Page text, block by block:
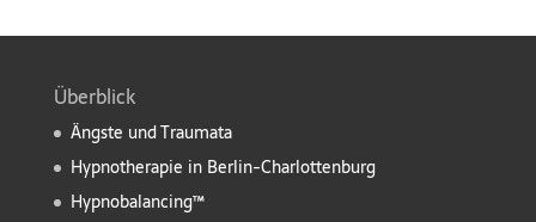
Überblick
Ängste und Traumata
Hypnotherapie in Berlin-Charlottenburg
Hypnobalancing™